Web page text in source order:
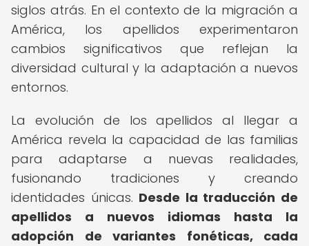
siglos atrás. En el contexto de la migración a
América, los apellidos experimentaron
cambios significativos que reflejan la
diversidad cultural y la adaptación a nuevos
entornos.
La evolución de los apellidos al llegar a
América revela la capacidad de las familias
para adaptarse a nuevas realidades,
fusionando tradiciones y creando
identidades únicas. Desde la traducción de
apellidos a nuevos idiomas hasta la
adopción de variantes fonéticas, cada